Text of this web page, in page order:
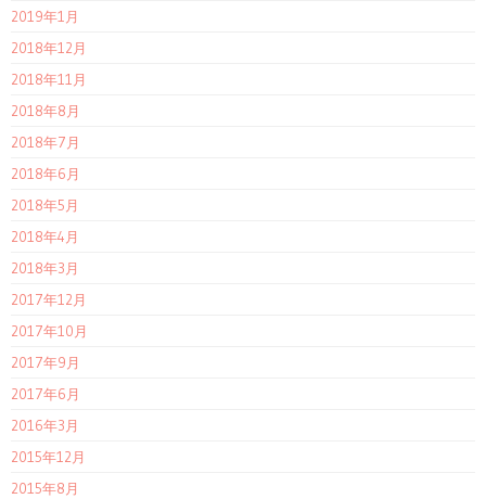
2019年1月
2018年12月
2018年11月
2018年8月
2018年7月
2018年6月
2018年5月
2018年4月
2018年3月
2017年12月
2017年10月
2017年9月
2017年6月
2016年3月
2015年12月
2015年8月